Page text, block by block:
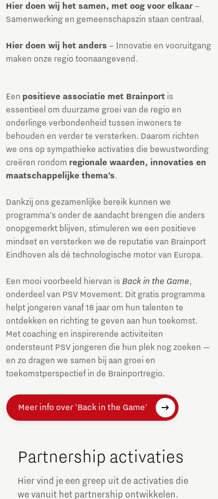
Hier doen wij het samen, met oog voor elkaar –
Samenwerking en gemeenschapszin staan centraal.
Hier doen wij het anders – Innovatie en vooruitgang
maken onze regio toonaangevend.
Een positieve associatie met Brainport is
essentieel om duurzame groei van de regio en
onderlinge verbondenheid tussen inwoners te
behouden en verder te versterken. Daarom richten
we ons op sympathieke activaties die bewustwording
creëren rondom regionale waarden, innovaties en
maatschappelijke thema’s.
Dankzij ons gezamenlijke bereik kunnen we
programma’s onder de aandacht brengen die anders
onopgemerkt blijven, stimuleren we een positieve
mindset en versterken we de reputatie van Brainport
Eindhoven als dé technologische motor van Europa.
Een mooi voorbeeld hiervan is Back in the Game,
onderdeel van PSV Movement. Dit gratis programma
helpt jongeren vanaf 18 jaar om hun talenten te
ontdekken en richting te geven aan hun toekomst.
Met coaching en inspirerende activiteiten
ondersteunt PSV jongeren die hun plek nog zoeken —
en zo dragen we samen bij aan groei en
toekomstperspectief in de Brainportregio.
Meer info over 'Back in the Game'
Partnership activaties
Hier vind je een greep uit de activaties die
we vanuit het partnership ontwikkelen.